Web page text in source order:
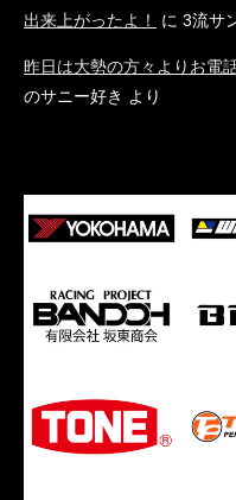
出来上がったよ！ に 3流サ
昨日は大勢の方々よりお電
のサニー好き より